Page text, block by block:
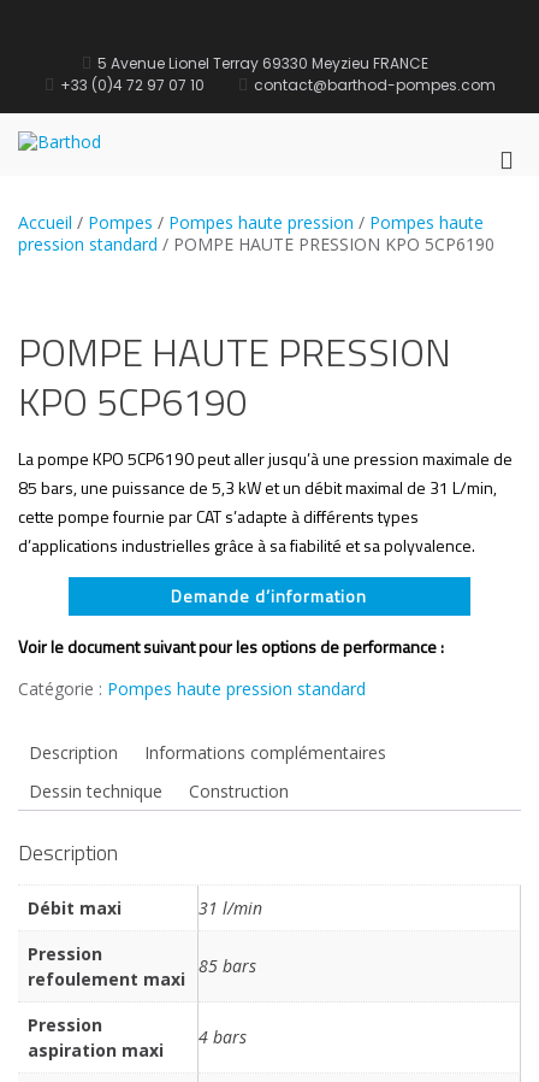
5 Avenue Lionel Terray 69330 Meyzieu FRANCE
+33 (0)4 72 97 07 10
contact@barthod-pompes.com
Accueil / Pompes / Pompes haute pression / Pompes haute
pression standard / POMPE HAUTE PRESSION KPO 5CP6190
POMPE HAUTE PRESSION
KPO 5CP6190
La pompe KPO 5CP6190 peut aller jusqu’à une pression maximale de
85 bars, une puissance de 5,3 kW et un débit maximal de 31 L/min,
cette pompe fournie par CAT s’adapte à différents types
d’applications industrielles grâce à sa fiabilité et sa polyvalence.
Demande d’information
Voir le document suivant pour les options de performance :
Catégorie : Pompes haute pression standard
Description
Informations complémentaires
Dessin technique
Construction
Description
Débit maxi
31 l/min
Pression
refoulement maxi
85 bars
Pression
aspiration maxi
4 bars